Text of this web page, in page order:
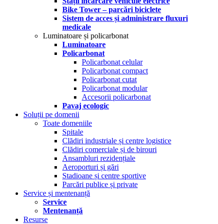
Bike Tower – parcări biciclete
Sistem de acces și administrare fluxuri
medicale
Luminatoare și policarbonat
Luminatoare
Policarbonat
Policarbonat celular
Policarbonat compact
Policarbonat cutat
Policarbonat modular
Accesorii policarbonat
Pavaj ecologic
Soluții pe domenii
Toate domeniile
Spitale
Clădiri industriale și centre logistice
Clădiri comerciale și de birouri
Ansambluri rezidențiale
Aeroporturi și gări
Stadioane și centre sportive
Parcări publice și private
Service și mentenanță
Service
Mentenanță
Resurse